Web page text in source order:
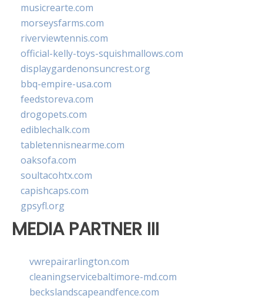
musicrearte.com
morseysfarms.com
riverviewtennis.com
official-kelly-toys-squishmallows.com
displaygardenonsuncrest.org
bbq-empire-usa.com
feedstoreva.com
drogopets.com
ediblechalk.com
tabletennisnearme.com
oaksofa.com
soultacohtx.com
capishcaps.com
gpsyfl.org
MEDIA PARTNER III
vwrepairarlington.com
cleaningservicebaltimore-md.com
beckslandscapeandfence.com